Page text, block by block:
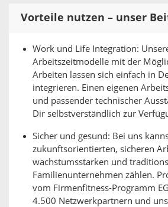
Vorteile nutzen – unser
Work und Life Integration:
Arbeitszeitmodelle mit der
Arbeiten lassen sich einfach in
integrieren. Einen eigenen
und passender technischer
Dir selbstverständlich zur
Sicher und gesund: Bei uns
zukunftsorientierten, sicheren
wachstumsstarken und
Familienunternehmen zählen.
vom Firmenfitness-Programm
4.500 Netzwerkpartnern und